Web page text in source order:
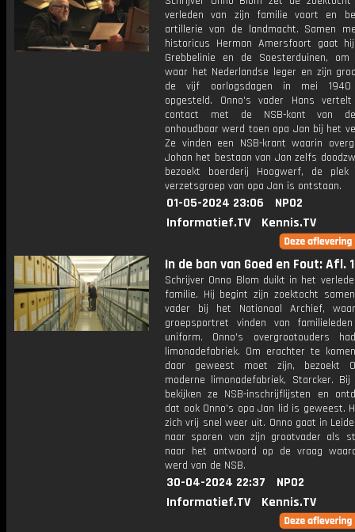
verleden van zijn familie voort en
artillerie van de landmacht. Samen
historicus Herman Amersfoort gaat
Grebbelinie en de Soesterduinen,
waar het Nederlandse leger en zijn
de vijf oorlogsdagen in mei 1940
opgesteld. Onno's vader Hans
contact met de NSB-kant van
onhoudbaar werd toen opa Jan bij het
Ze vinden een NSB-krant waarin
Johan het bestaan van Jan zelfs
bezoekt boerderij Hoogwerf, de
verzetsgroep van opa Jan is ontstaan.
01-05-2024 23:06
NPO2
Informatief.TV
Kennis.TV
In de ban van Goed en Fout: Afl. 1
Schrijver Onno Blom duikt in het
familie. Hij begint zijn zoektocht
vader bij het Nationaal Archief,
groepsportret vinden van
uniform. Onno's overgrootouders
limonadefabriek. Om erachter te
daar geweest moet zijn, bezoekt
moderne limonadefabriek, Starcker. Bij
bekijken ze NSB-inschrijflijsten en
dat ook Onno's opa Jan lid is geweest.
zich vrij snel weer uit. Onno gaat in
naar sporen van zijn grootvader als
naar het antwoord op de vraag
werd van de NSB.
30-04-2024 22:37
NPO2
Informatief.TV
Kennis.TV